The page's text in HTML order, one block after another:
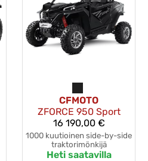
CFMOTO
ZFORCE 950 Sport
16 190,00 €
1000 kuutioinen side-by-side
traktorimönkijä
Heti saatavilla